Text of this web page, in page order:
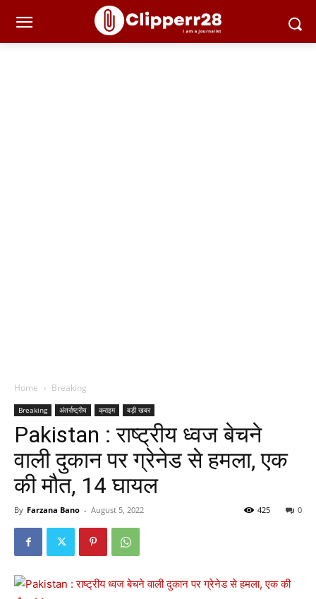
Home Breaking
Breaking अंतर्राष्ट्रीय क्राइम बड़ी खबर
Pakistan : राष्ट्रीय ध्वज बेचने
वाली दुकान पर ग्रेनेड से हमला, एक
की मौत, 14 घायल
By Farzana Bano - August 5, 2022 0
425